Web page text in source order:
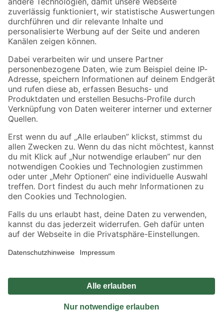
Zur Newsletter Anmeldung
Folge uns
Zahlungsarten Versandarten
Sicher einkaufen
Jetzt die toom-App herunterladen
Alle Preisangaben in EUR inkl. gesetzl. MwSt.. Die dargestellten Angebote sind unter
Umständen nicht in allen Märkten verfügbar. Die angegebenen Verfügbarkeiten beziehen
Produkte nur solange der Vorrat reicht.
*Paketversand ab 59 € versandkostenfrei, gilt nicht für Artikel mit Speditionsversand, hier
Privatsphäre Impressum
Nutzungsbedingungen
Widerrufsrecht
Vertrag widerrufen